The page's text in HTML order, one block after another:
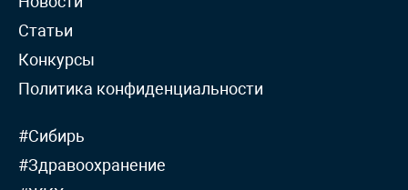
Статьи
Конкурсы
Политика конфиденциальности
#Сибирь
#Здравоохранение